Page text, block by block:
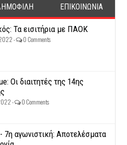
ΕΠΙΚΟΙΝΩΝΙΑ
Τα εισιτήρια με ΠΑΟΚ
2022 - 0 Comments
Οι διαιτητές της 14ης
- 0 Comments
7η αγωνιστική: Αποτελέσματα